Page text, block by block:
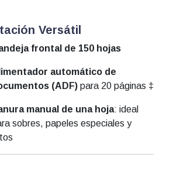
Versátil
frontal de 150 hojas
automático de
(ADF)para 20 páginas ‡
manual de una hoja: ideal
sobres, papeles especiales y